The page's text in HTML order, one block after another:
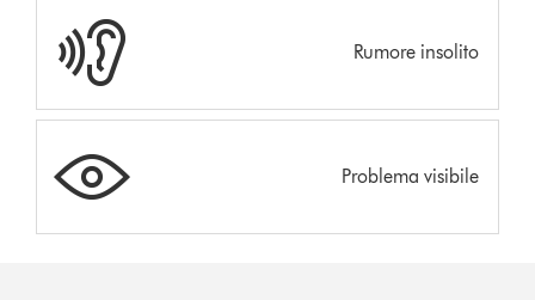
Rumore insolito
Problema visibile